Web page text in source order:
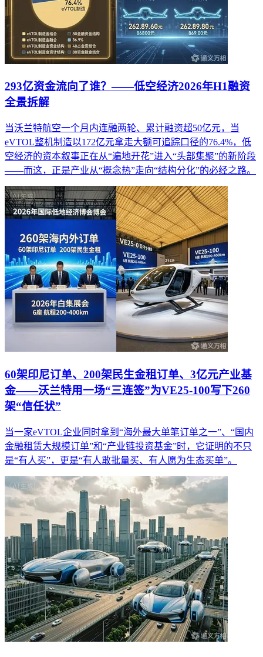
293亿资金流向了谁？——低空经济2026年H1融资
全景拆解
当沃兰特航空一个月内连融两轮、累计融资超50亿元，当
eVTOL整机制造以172亿元拿走大额可追踪口径的76.4%，低
空经济的资本叙事正在从“遍地开花”进入“头部集聚”的新阶段
——而这，正是产业从“概念热”走向“结构分化”的必经之路。
60架印尼订单、200架民生金租订单、3亿元产业基
金——沃兰特用一场“三连签”为VE25-100写下260
架“信任状”
当一家eVTOL企业同时拿到“海外最大单笔订单之一”、“国内
金融租赁大规模订单”和“产业链投资基金”时，它证明的不只
是“有人买”，更是“有人敢批量买、有人愿为生态买单”。